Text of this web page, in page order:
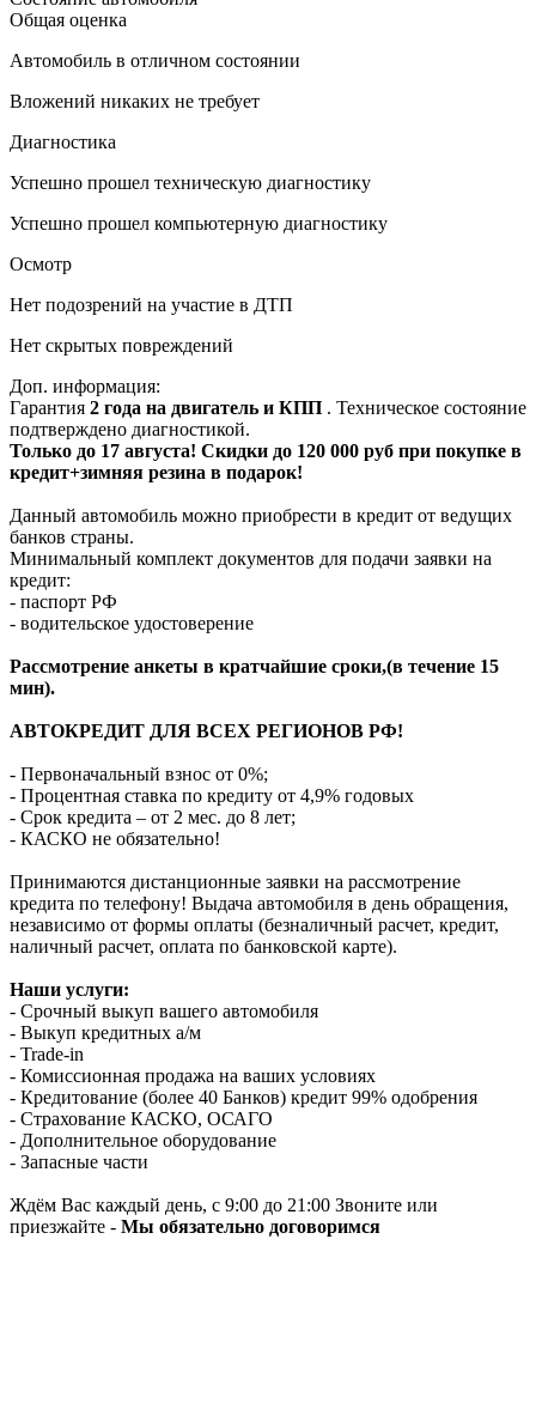
Общая оценка
Автомобиль в отличном состоянии
Вложений никаких не требует
Диагностика
Успешно прошел техническую диагностику
Успешно прошел компьютерную диагностику
Осмотр
Нет подозрений на участие в ДТП
Нет скрытых повреждений
Доп. информация:
Гарантия 2 года на двигатель и КПП . Техническое состояние
подтверждено диагностикой.
Только до 17 августа! Скидки до 120 000 руб при покупке в
кредит+зимняя резина в подарок!
Данный автомобиль можно приобрести в кредит от ведущих
банков страны.
Минимальный комплект документов для подачи заявки на
кредит:
- паспорт РФ
- водительское удостоверение
Рассмотрение анкеты в кратчайшие сроки,(в течение 15
мин).
АВТОКРЕДИТ ДЛЯ ВСЕХ РЕГИОНОВ РФ!
- Первоначальный взнос от 0%;
- Процентная ставка по кредиту от 4,9% годовых
- Срок кредита – от 2 мес. до 8 лет;
- КАСКО не обязательно!
Принимаются дистанционные заявки на рассмотрение
кредита по телефону! Выдача автомобиля в день обращения,
независимо от формы оплаты (безналичный расчет, кредит,
наличный расчет, оплата по банковской карте).
Наши услуги:
- Срочный выкуп вашего автомобиля
- Выкуп кредитных а/м
- Trade-in
- Комиссионная продажа на ваших условиях
- Кредитование (более 40 Банков) кредит 99% одобрения
- Страхование КАСКО, ОСАГО
- Дополнительное оборудование
- Запасные части
Ждём Вас каждый день, с 9:00 до 21:00 Звоните или
приезжайте - Мы обязательно договоримся